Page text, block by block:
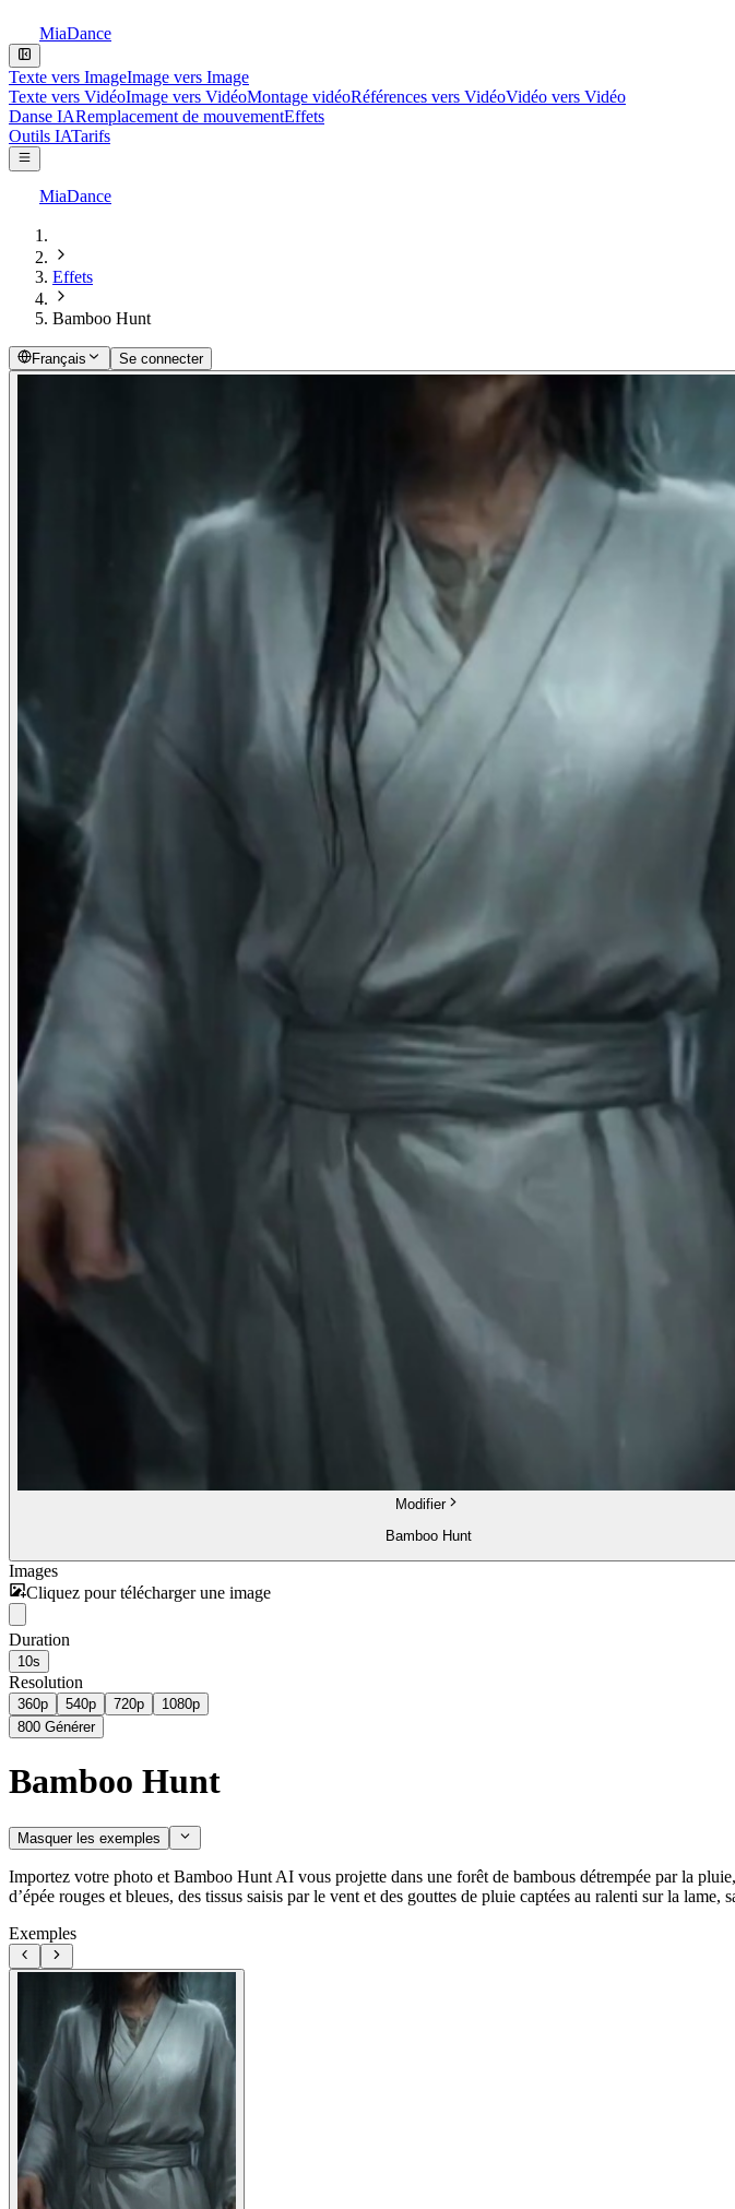
MiaDance
Texte vers ImageImage vers Image
Texte vers VidéoImage vers VidéoMontage vidéoRéférences vers VidéoVidéo vers Vidéo
Danse IARemplacement de mouvementEffets
Outils IATarifs
MiaDance
Effets
Bamboo Hunt
Français Se connecter
Modifier
Bamboo Hunt
Images
Cliquez pour télécharger une image
Duration
10s
Resolution
360p 540p 720p
1080p
800 Générer
Bamboo Hunt
Masquer les exemples
Importez votre photo et Bamboo Hunt AI vous projette dans une forêt de bambous détrempée par la
d’épée rouges et bleues, des tissus saisis par le vent et des gouttes de pluie captées au ralenti sur la
Exemples